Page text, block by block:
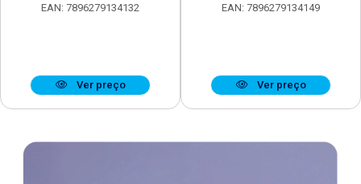
EAN: 7896279134132
Ver preço
EAN: 7896279134149
Ver preço